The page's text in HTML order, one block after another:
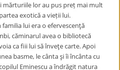
mărturiile lor au pus preț mai mult
exotică a vieții lui.
lui era o efervescenţă
căminarul avea o bibliotecă
ca fiii lui să înveţe carte. Apoi
basme, le cânta şi îi încânta cu
Eminescu a îndrăgit natura